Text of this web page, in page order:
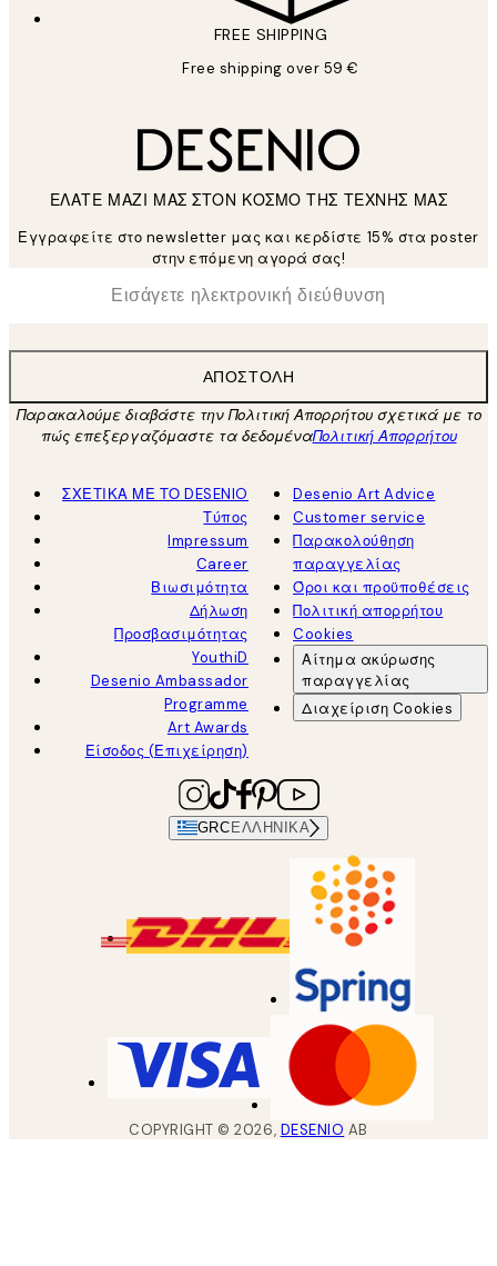
FREE SHIPPING
Free shipping over 59 €
ΕΛΑΤΕ ΜΑΖΙ ΜΑΣ ΣΤΟΝ ΚΟΣΜΟ ΤΗΣ ΤΕΧΝΗΣ ΜΑΣ
Εγγραφείτε στο newsletter μας και κερδίστε 15% στα poster
στην επόμενη αγορά σας!
Ηλεκτρονική Διεύθυνση
ΑΠΟΣΤΟΛΉ
Παρακαλούμε διαβάστε την Πολιτική Απορρήτου σχετικά με το
πώς επεξεργαζόμαστε τα δεδομέναΠολιτική Απορρήτου
ΣΧΕΤΙΚΑ ΜΕ ΤΟ DESENIO
Τύπος
Impressum
Career
Βιωσιμότητα
Δήλωση
Προσβασιμότητας
YouthiD
Desenio Ambassador
Programme
Art Awards
Είσοδος (Επιχείρηση)
Desenio Art Advice
Customer service
Παρακολούθηση
παραγγελίας
Όροι και προϋποθέσεις
Πολιτική απορρήτου
Cookies
Αίτημα ακύρωσης
παραγγελίας
Διαχείριση Cookies
GRC ΕΛΛΗΝΙΚΆ
COPYRIGHT ©2026, DESENIO AB